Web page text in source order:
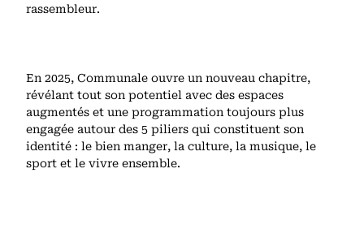
rassembleur.
En 2025, Communale ouvre un nouveau chapitre,
révélant tout son potentiel avec des espaces
augmentés et une programmation toujours plus
engagée autour des 5 piliers qui constituent son
identité : le bien manger, la culture, la musique, le
sport et le vivre ensemble.